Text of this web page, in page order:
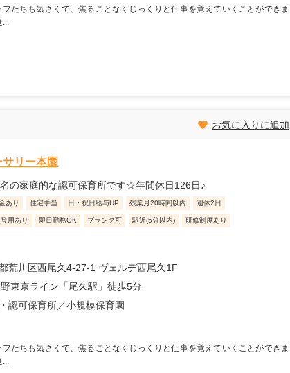
たちも気さくで、焦ることなくじっくりと仕事を覚えていくことができま
...
お気に入りに追加
リー本園
の家庭的な認可保育所です☆年間休日126日♪
あり 住宅手当 日・祝日給与UP 残業月20時間以内 週休2日
用あり 即日勤務OK ブランク可 駅近(5分以内) 研修制度あり
荒川区西尾久4-27-1 ヴェルデ西尾久1F
東京ライン「尾久駅」徒歩5分
認可保育所
小規模保育園
たちも気さくで、焦ることなくじっくりと仕事を覚えていくことができま
...